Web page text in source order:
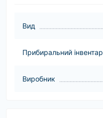
Вид
Прибиральний інвентар
Виробник